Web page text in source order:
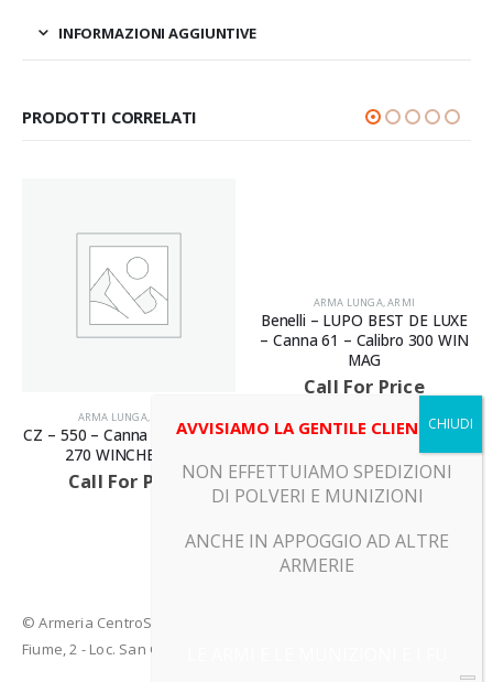
INFORMAZIONI AGGIUNTIVE
PRODOTTI CORRELATI
ARMA LUNGA,
CZ – 550 – Canna 52 – Calibro
270 WINCHESTER
Call For Price
ARMA LUNGA,ARMI
Benelli – LUPO BEST DE LUXE
– Canna 61 – Calibro 300 WIN
MAG
Call For Price
© Armeria CentroSport 31029 VITTORIO VENETO (TV) - Piazza
Fiume, 2 - Loc. San Giacomo di Veglia (TV)
AVVISIAMO LA GENTILE CLIENTELA
NON EFFETTUIAMO SPEDIZIONI
DI POLVERI E MUNIZIONI
ANCHE IN APPOGGIO AD ALTRE
ARMERIE